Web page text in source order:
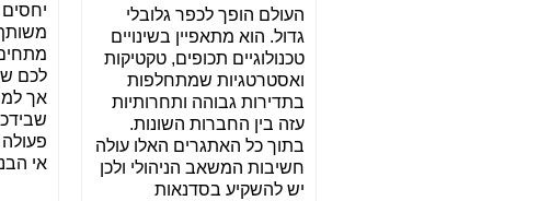
העולם הופך לכפר גלובלי
גדול. הוא מתאפיין בשינויים
טכנולוגיים תכופים, טקטיקות
ואסטרטגיות שמתחלפות
בתדירות גבוהה ותחרותיות
עזה בין החברות השונות.
בתוך כל האתגרים האלו עולה
חשיבות המשאב הניהולי ולכן
יש להשקיע בסדנאות
לכם
אך
פעולה
אי